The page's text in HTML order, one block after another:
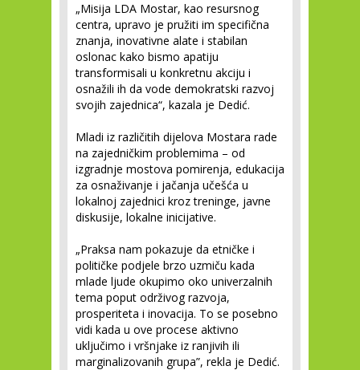
„Misija LDA Mostar, kao resursnog
centra, upravo je pružiti im specifična
znanja, inovativne alate i stabilan
oslonac kako bismo apatiju
transformisali u konkretnu akciju i
osnažili ih da vode demokratski razvoj
svojih zajednica“, kazala je Dedić.
Mladi iz različitih dijelova Mostara rade
na zajedničkim problemima – od
izgradnje mostova pomirenja, edukacija
za osnaživanje i jačanja učešća u
lokalnoj zajednici kroz treninge, javne
diskusije, lokalne inicijative.
„Praksa nam pokazuje da etničke i
političke podjele brzo uzmiču kada
mlade ljude okupimo oko univerzalnih
tema poput održivog razvoja,
prosperiteta i inovacija. To se posebno
vidi kada u ove procese aktivno
uključimo i vršnjake iz ranjivih ili
marginalizovanih grupa”, rekla je Dedić.